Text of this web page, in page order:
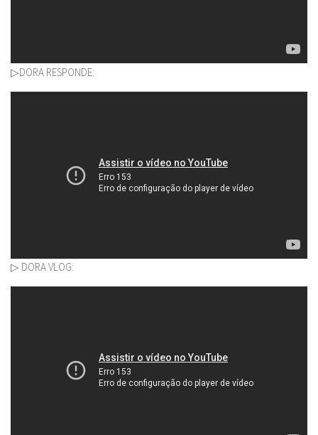
▷DORA RESPONDE:
▷ DORA VLOG: